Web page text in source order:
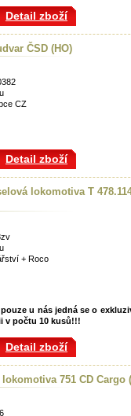
Detail zboží
ČSD (HO)
CZ
Detail zboží
lokomotiva T
+ Roco
u nás jedná se o
v počtu 10 kusů!!!
Detail zboží
751 CD Cargo